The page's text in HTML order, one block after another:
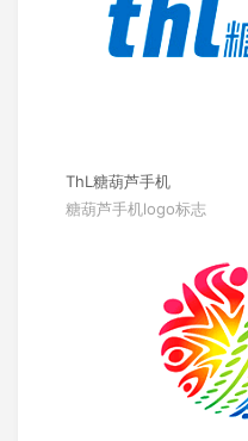
ThL糖葫芦手机
糖葫芦手机logo标志